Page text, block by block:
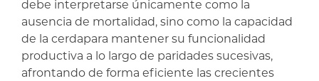
debe interpretarse únicamente como la
ausencia de mortalidad, sino como la capacidad
de la cerdapara mantener su funcionalidad
productiva a lo largo de paridades sucesivas,
afrontando de forma eficiente las crecientes